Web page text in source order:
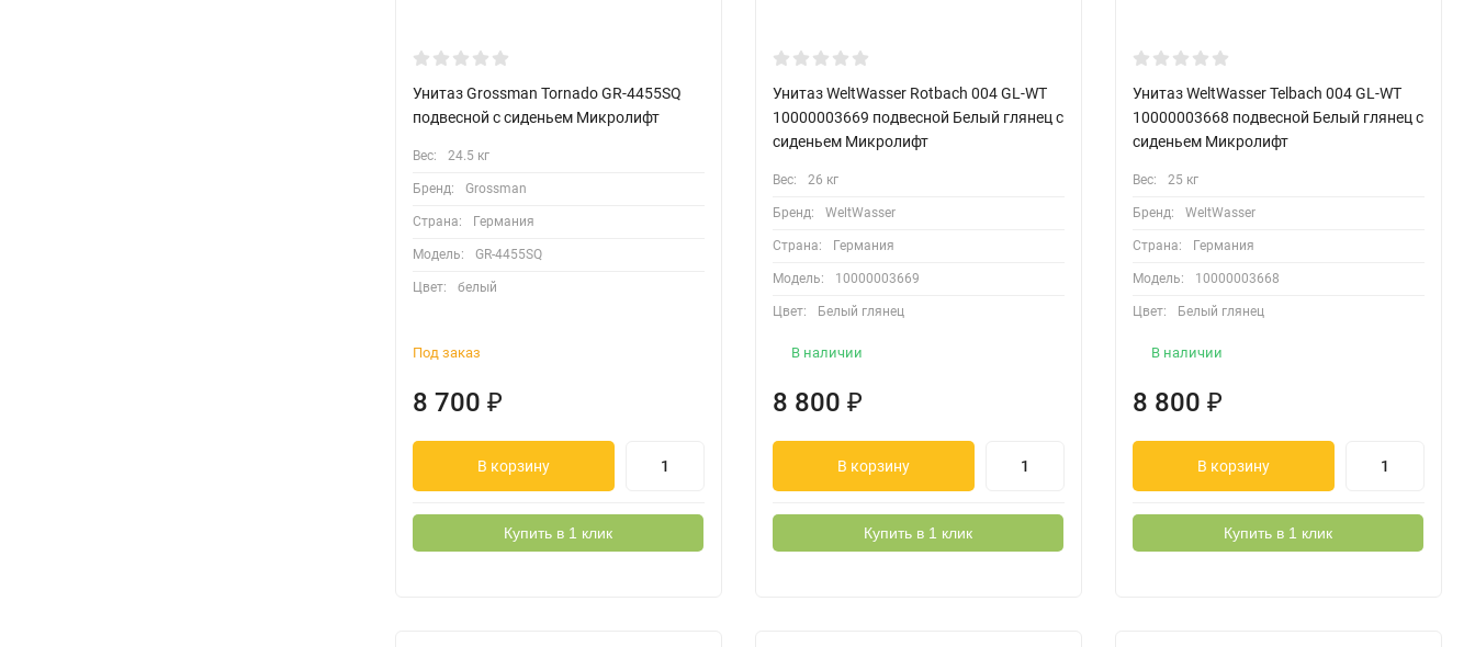
Унитаз Grossman Tornado GR-4455SQ
подвесной с сиденьем Микролифт
Вес: 24.5 кг
Бренд: Grossman
Страна: Германия
Модель: GR-4455SQ
Цвет: белый
Под заказ
8 700 ₽
В корзину
Купить в 1 клик
Унитаз WeltWasser Rotbach 004 GL-WT
10000003669 подвесной Белый глянец с
сиденьем Микролифт
Вес: 26 кг
Бренд: WeltWasser
Страна: Германия
Модель: 10000003669
Цвет: Белый глянец
В наличии
8 800 ₽
В корзину
Купить в 1 клик
Унитаз WeltWasser Telbach 004 GL-WT
10000003668 подвесной Белый глянец с
сиденьем Микролифт
Вес: 25 кг
Бренд: WeltWasser
Страна: Германия
Модель: 10000003668
Цвет: Белый глянец
В наличии
8 800 ₽
В корзину
Купить в 1 клик